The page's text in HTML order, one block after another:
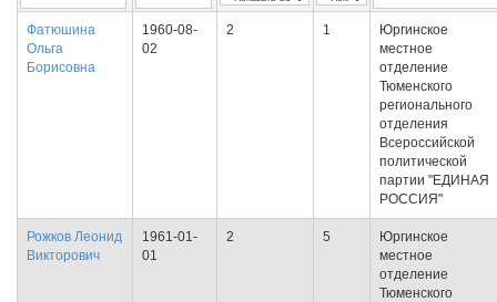
Фатюшина
Ольга
Борисовна
1960-08-
02
2 1
Юргинское
местное
отделение
Тюменского
регионального
отделения
Всероссийской
политической
партии "ЕДИНАЯ
РОССИЯ"
Рожков Леонид
Викторович
1961-01-
01
2 5
Юргинское
местное
отделение
Тюменского